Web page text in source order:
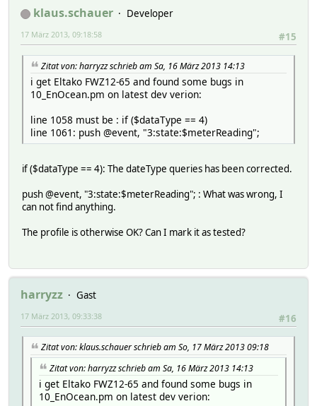
klaus.schauer
Developer
#15
17 März 2013, 09:18:58
Zitat von: harryzz schrieb am Sa, 16 März 2013 14:13
i get Eltako FWZ12-65 and found some bugs in
10_EnOcean.pm on latest dev verion:
line 1058 must be : if ($dataType == 4)
line 1061: push @event, "3:state:$meterReading";
if ($dataType == 4): The dateType queries has been corrected.
push @event, "3:state:$meterReading"; : What was wrong, I
can not find anything.
The profile is otherwise OK? Can I mark it as tested?
harryzz
Gast
#16
17 März 2013, 09:33:38
Zitat von: klaus.schauer schrieb am So, 17 März 2013 09:18
Zitat von: harryzz schrieb am Sa, 16 März 2013 14:13
i get Eltako FWZ12-65 and found some bugs in
10_EnOcean.pm on latest dev verion: